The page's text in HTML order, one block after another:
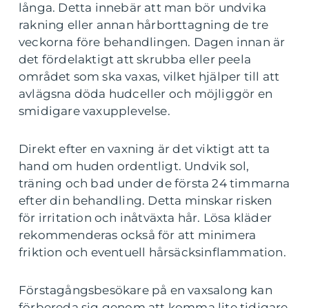
långa. Detta innebär att man bör undvika
rakning eller annan hårborttagning de tre
veckorna före behandlingen. Dagen innan är
det fördelaktigt att skrubba eller peela
området som ska vaxas, vilket hjälper till att
avlägsna döda hudceller och möjliggör en
smidigare vaxupplevelse.
Direkt efter en vaxning är det viktigt att ta
hand om huden ordentligt. Undvik sol,
träning och bad under de första 24 timmarna
efter din behandling. Detta minskar risken
för irritation och inåtväxta hår. Lösa kläder
rekommenderas också för att minimera
friktion och eventuell hårsäcksinflammation.
Förstagångsbesökare på en vaxsalong kan